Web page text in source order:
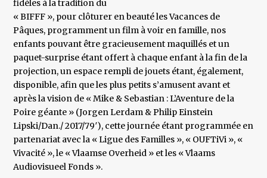
fidèles à la tradition du
« BIFFF », pour clôturer en beauté les Vacances de
Pâques, programment un film à voir en famille, nos
enfants pouvant être gracieusement maquillés et un
paquet-surprise étant offert à chaque enfant à la fin de la
projection, un espace rempli de jouets étant, également,
disponible, afin que les plus petits s’amusent avant et
après la vision de « Mike & Sebastian : L’Aventure de la
Poire géante » (Jorgen Lerdam & Philip Einstein
Lipski/Dan./ 2017/79′), cette journée étant programmée en
partenariat avec la « Ligue des Familles », « OUFTiVi », «
Vivacité », le « Vlaamse Overheid » et les « Vlaams
Audiovisueel Fonds ».